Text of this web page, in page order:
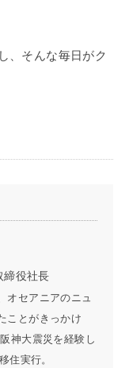
、そんな毎日がク
役社長
オセアニアのニュ
ことがきっかけ
神大震災を経験し
住実行。